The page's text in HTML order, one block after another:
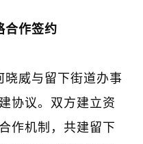
合作签约
威与留下街道办事
协议。双方建立资
作机制，共建留下